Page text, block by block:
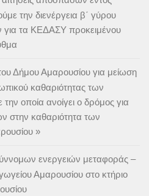
την διενέργεια β΄ γύρου
τα ΚΕΔΑΣΥ προκειμένου
Δήμου Αμαρουσίου για μείωση
καθαριότητας των
οποία ανοίγει ο δρόμος για
στην καθαριότητα των
»
ενεργειών μεταφοράς –
Αμαρουσίου στο κτήριο